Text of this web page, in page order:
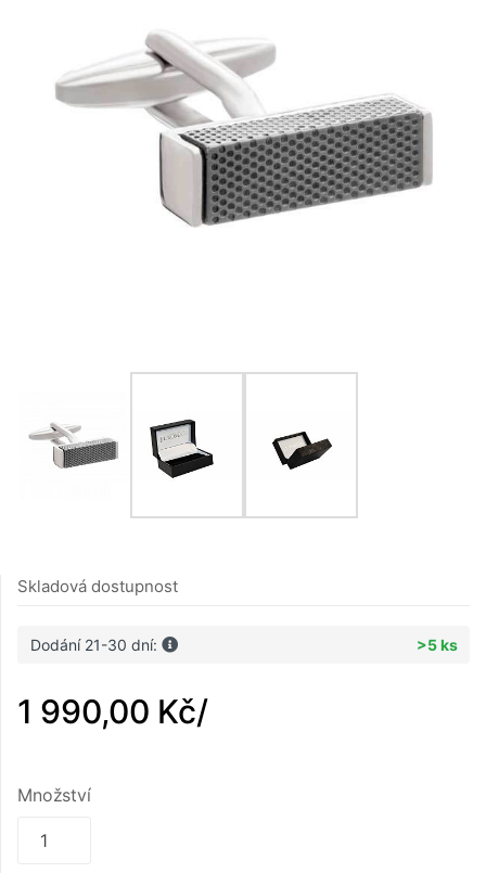
Skladová dostupnost
Dodání 21-30 dní: >5 ks
1 990,00 Kč/
Množství